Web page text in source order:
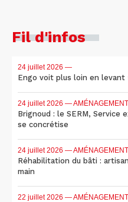
Fil d'infos
24 juillet 2026 —
Engo voit plus loin en levant
24 juillet 2026 — AMÉNAGEMENT
Brignoud : le SERM, Service
se concrétise
24 juillet 2026 — AMÉNAGEMENT
Réhabilitation du bâti :
main
22 juillet 2026 — AMÉNAGEMENT